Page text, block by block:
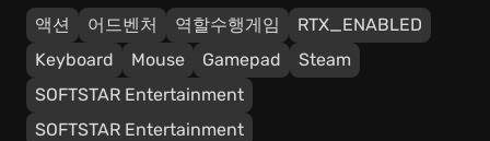
액션 어드벤처 역할수행게임
RTX_ENABLED
Keyboard
Mouse Gamepad
Steam
SOFTSTAR Entertainment
SOFTSTAR Entertainment